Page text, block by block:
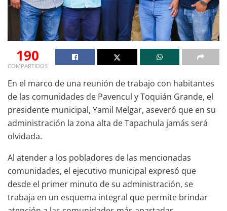
190
COMPARTIDOS
En el marco de una reunión de trabajo con habitantes
de las comunidades de Pavencul y Toquián Grande, el
presidente municipal, Yamil Melgar, aseveró que en su
administración la zona alta de Tapachula jamás será
olvidada.
Al atender a los pobladores de las mencionadas
comunidades, el ejecutivo municipal expresó que
desde el primer minuto de su administración, se
trabaja en un esquema integral que permite brindar